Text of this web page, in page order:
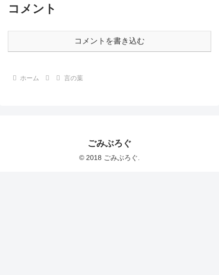
コメント
コメントを書き込む
ホーム 言の葉
ごみぶろぐ
© 2018 ごみぶろぐ.